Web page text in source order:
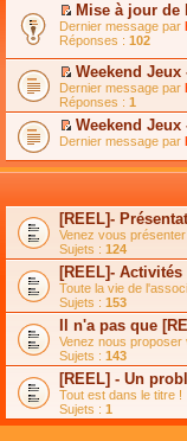
C
o
n
s
u
l
t
e
r
l
e
s
s
a
g
e
n
o
n
l
u
l
e
p
l
u
s
Mise à jour de
Dernier message par
Réponses : 102
C
o
n
s
u
t
l
e
m
e
s
s
a
g
e
n
o
n
l
u
l
e
Weekend
Dernier message par
Réponses : 1
C
n
l
t
e
r
l
e
m
e
s
s
a
g
e
n
o
n
Weekend
Dernier message par
[REEL]-
Venez vous présenter
Sujets : 124
[REEL]- Activités
Toute la vie de
Sujets : 153
Il n'a pas que
Venez nous proposer
Sujets : 143
[REEL] - Un
Tout est dans le titre !
Sujets : 1